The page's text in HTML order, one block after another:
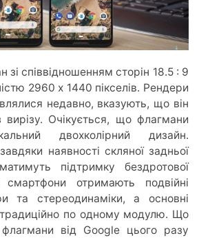
зі співвідношенням сторін 18.5 : 9
2960 x 1440 пікселів. Рендери
недавно, вказують, що він
вирізу. Очікується, що флагмани
двохколірний дизайн.
наявності скляної задньої
підтримку бездротової
отримають подвійні
та стереодинаміки, а основні
по одному модулю. Що
від Google цього разу